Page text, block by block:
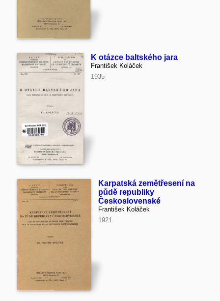
K otázce baltského jara
František Koláček
1935
Karpatská zemětřesení na
půdě republiky
Československé
František Koláček
1921